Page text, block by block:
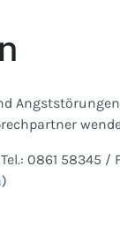
0861 58345 /
)